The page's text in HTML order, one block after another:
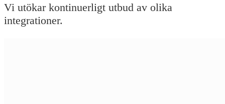
Vi utökar kontinuerligt utbud av olika
integrationer.